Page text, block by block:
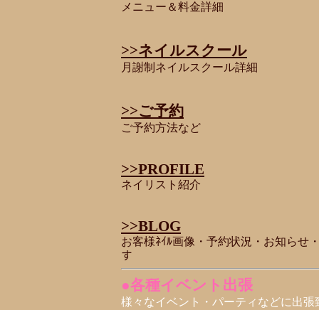
メニュー＆料金詳細
>>ネイルスクール
月謝制ネイルスクール詳細
>>ご予約
ご予約方法など
>>PROFILE
ネイリスト紹介
>>BLOG
お客様ﾈｲﾙ画像・予約状況・お知らせ
す
●各種イベント出張
様々なイベント・パーティなどに出